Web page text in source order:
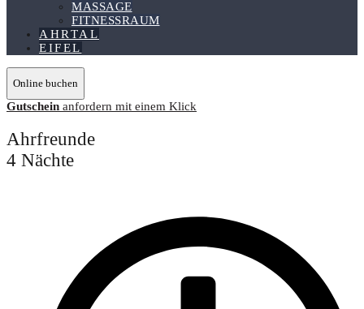
MASSAGE
FITNESSRAUM
AHRTAL
EIFEL
Online buchen
Gutschein anfordern mit einem Klick
Ahrfreunde
4 Nächte